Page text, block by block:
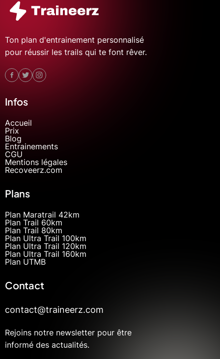
Ton plan d'entrainement personnalisé
pour réussir les trails qui te font rêver.
Infos
Accueil
Prix
Blog
Entrainements
CGU
Mentions légales
Recoveerz.com
Plans
Plan Maratrail 42km
Plan Trail 60km
Plan Trail 80km
Plan Ultra Trail 100km
Plan Ultra Trail 120km
Plan Ultra Trail 160km
Plan UTMB
Contact
contact@traineerz.com
Rejoins notre newsletter pour être
informé des actualités.